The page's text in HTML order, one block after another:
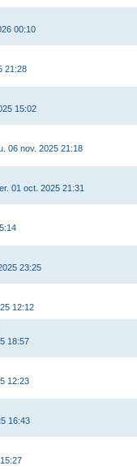
00:10
21:28
15:02
06 nov. 2025 21:18
01 oct. 2025 21:31
23:25
12:12
18:57
12:23
16:43